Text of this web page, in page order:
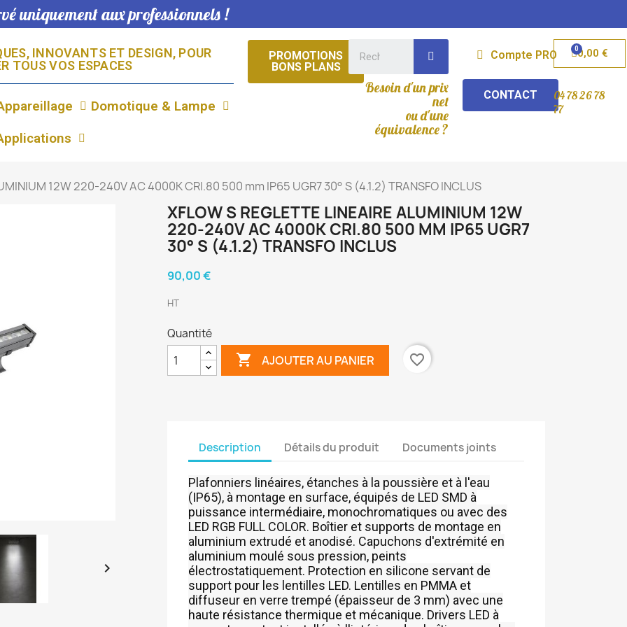
uniquement aux professionnels !
INNOVANTS ET DESIGN, POUR
TOUS VOS ESPACES​
Domotique & Lampe
PROMOTIONS
BONS PLANS
Besoin d'un prix
net
ou d'une
équivalence ?
Compte PRO
CONTACT
0,00 €
04 78 26 78
77
12W 220-240V AC 4000K CRI.80 500 mm IP65 UGR7 30° S (4.1.2) TRANSFO INCLUS

XFLOW S REGLETTE LINEAIRE ALUMINIUM 12W
220-240V AC 4000K CRI.80 500 MM IP65 UGR7
30° S (4.1.2) TRANSFO INCLUS
90,00 €
HT
Quantité
 AJOUTER AU PANIER favorite_border
Description Détails du produit Documents joints
Plafonniers linéaires, étanches à la poussière et à l'eau
(IP65), à montage en surface, équipés de LED SMD à
puissance intermédiaire, monochromatiques ou avec des
LED RGB FULL COLOR. Boîtier et supports de montage en
aluminium extrudé et anodisé. Capuchons d'extrémité en
aluminium moulé sous pression, peints
électrostatiquement. Protection en silicone servant de
support pour les lentilles LED. Lentilles en PMMA et
diffuseur en verre trempé (épaisseur de 3 mm) avec une
haute résistance thermique et mécanique. Drivers LED à